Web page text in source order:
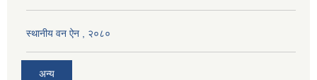
स्थानीय वन ऐन , २०८०
अन्य